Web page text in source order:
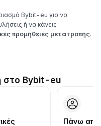
Bybit-eu για να
ή να κάνεις
προμήθειες μετατροπής.
στο Bybit-eu
Πάνω από